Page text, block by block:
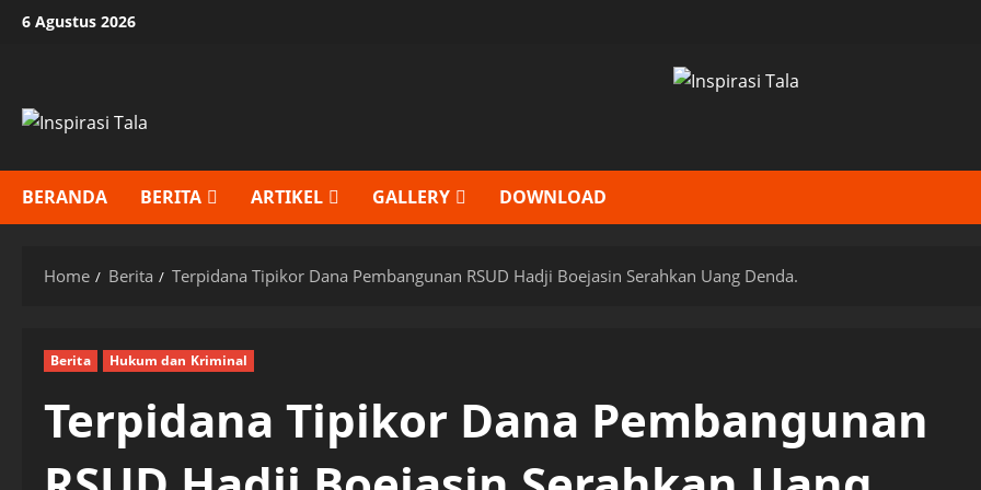
Skip6 Agustus 2026
BERANDA BERITA ARTIKEL GALLERY DOWNLOAD
Home Berita Terpidana Tipikor Dana Pembangunan RSUD Hadji Boejasin Serahkan Uang Denda.
Berita Hukum dan Kriminal
Terpidana Tipikor Dana Pembangunan